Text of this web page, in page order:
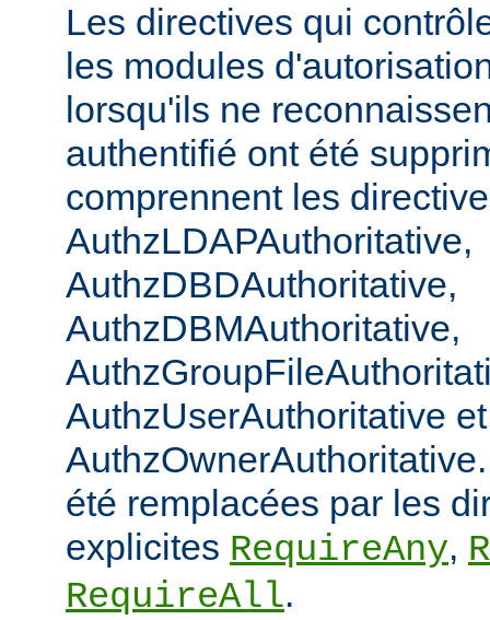
Les directives qui
les modules
lorsqu'ils ne
authentifié ont été
comprennent les
AuthzLDAPAuthoritative,
AuthzDBDAuthoritative,
AuthzDBMAuthoritative,
AuthzUserAuthoritative et
été remplacées par les
explicites RequireAny,
RequireAll.